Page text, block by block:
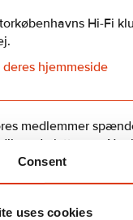
Consent
uses cookies
Hi-Fi
deres hjemmeside
medlemmer
lytterum.
førende producenter.
at gøre klub